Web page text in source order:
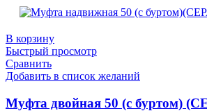
В корзину
Быстрый просмотр
Сравнить
Добавить в список желаний
Муфта двойная 50 (с буртом)